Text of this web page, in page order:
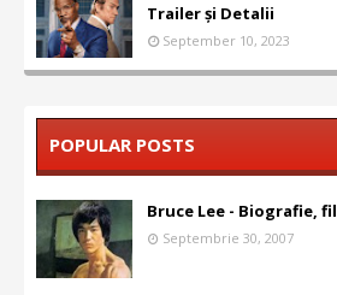
Trailer și Detalii
September 10, 2023
POPULAR POSTS
Bruce Lee - Biografie,
Septembrie 30, 2007